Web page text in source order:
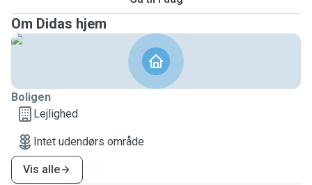
Om Didas hjem
Boligen
Lejlighed
Intet udendørs område
Vis alle